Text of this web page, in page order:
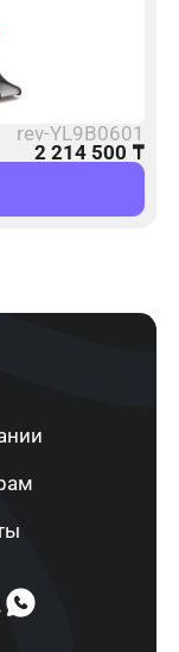
rev-YL9B0601
2 214 500 ₸